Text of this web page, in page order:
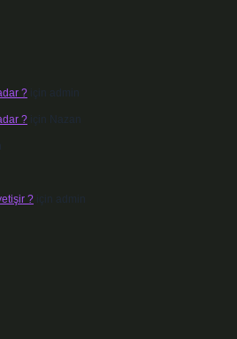
? için admin
? için Nazan
? için admin